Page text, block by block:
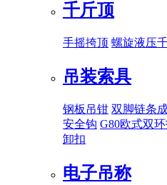
千斤顶
手摇挎顶 螺旋液压
吊装索具
钢板吊钳 双脚链条
安全钩 G80欧式双
卸扣
电子吊称